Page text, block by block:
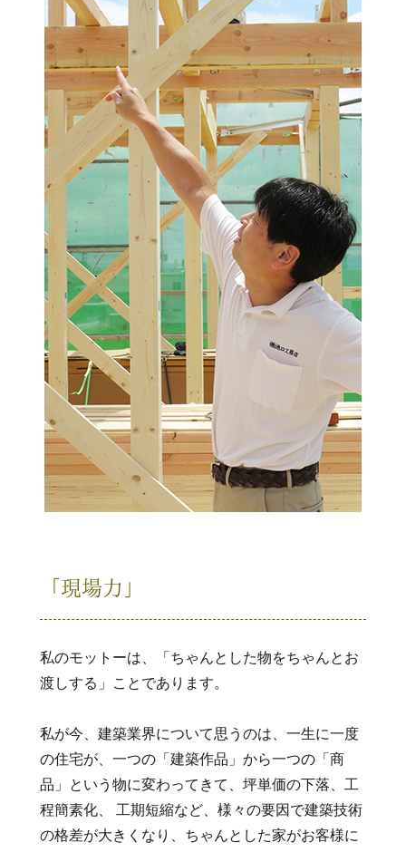
「現場力」
私のモットーは、「ちゃんとした物をちゃんとお
渡しする」ことであります。
私が今、建築業界について思うのは、一生に一度
の住宅が、一つの「建築作品」から一つの「商
品」という物に変わってきて、坪単価の下落、工
程簡素化、 工期短縮など、様々の要因で建築技術
の格差が大きくなり、ちゃんとした家がお客様に